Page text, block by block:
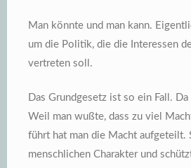
Man könnte und man kann.
um die Politik, die die Interessen
vertreten soll.
Das Grundgesetz ist so ein Fall.
Weil man wußte, dass zu viel
führt hat man die Macht aufgeteilt.
menschlichen Charakter und